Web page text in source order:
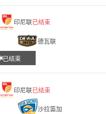
印尼联已结束
德瓦联
已结束
印尼联已结束
沙拉笛加